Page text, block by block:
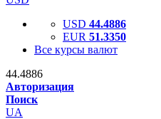
USD 44.4886
EUR 51.3350
Все курсы валют
44.4886
Авторизация
Поиск
UA